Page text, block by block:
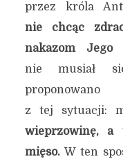
przez króla
nie chcąc
nakazom Jego
nie musiał
z tej sytuacji:
wieprzowinę, a
mięso.W ten